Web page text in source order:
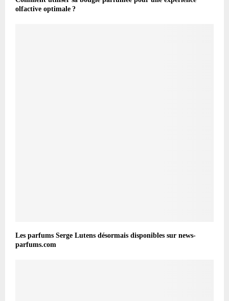
olfactive optimale ?
Les parfums Serge Lutens désormais disponibles sur news-
parfums.com